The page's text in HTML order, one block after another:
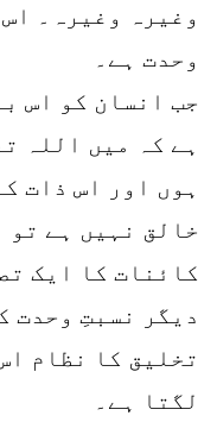
وغیرہ وغیرہ۔
وحدت ہے۔
جب انسان کو اس
ہے کہ میں اللہ
ہوں اور اس ذات
خالق نہیں ہے تو
کائنات کا ایک
دیگر نسبتِ وحدت
تخلیق کا نظام
لگتا ہے۔